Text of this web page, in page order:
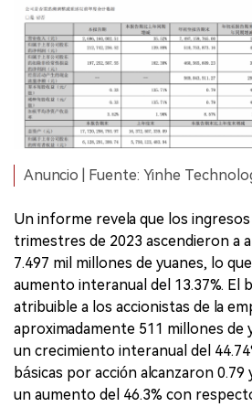
Anuncio | Fuente: Yinhe
Un informe revela que los
trimestres de 2023 ascendieron a
7.497 mil millones de yuanes, lo
aumento interanual del 13.37%. El
atribuible a los accionistas de la
aproximadamente 511 millones de
un crecimiento interanual del
básicas por acción alcanzaron
un aumento del 46.3% con